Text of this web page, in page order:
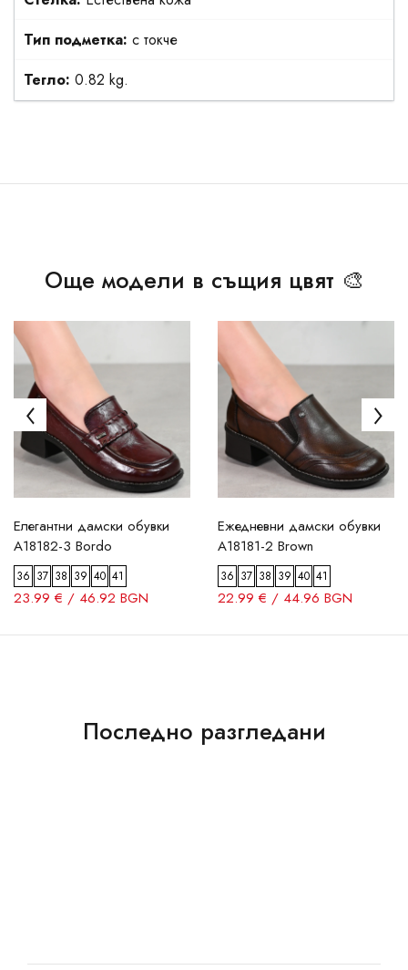
Тип подметка: с токче
Тегло: 0.82 kg.
Още модели в същия цвят 🎨
Елегантни дамски обувки
A18182-3 Bordo
36 37 38 39 40 41
23.99 € / 46.92 BGN
Ежедневни дамски обувки
A18181-2 Brown
36 37 38 39 40 41
22.99 € / 44.96 BGN
Последно разгледани